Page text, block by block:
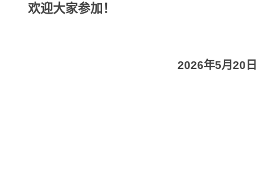
欢迎大家参加！
2026年5月20日